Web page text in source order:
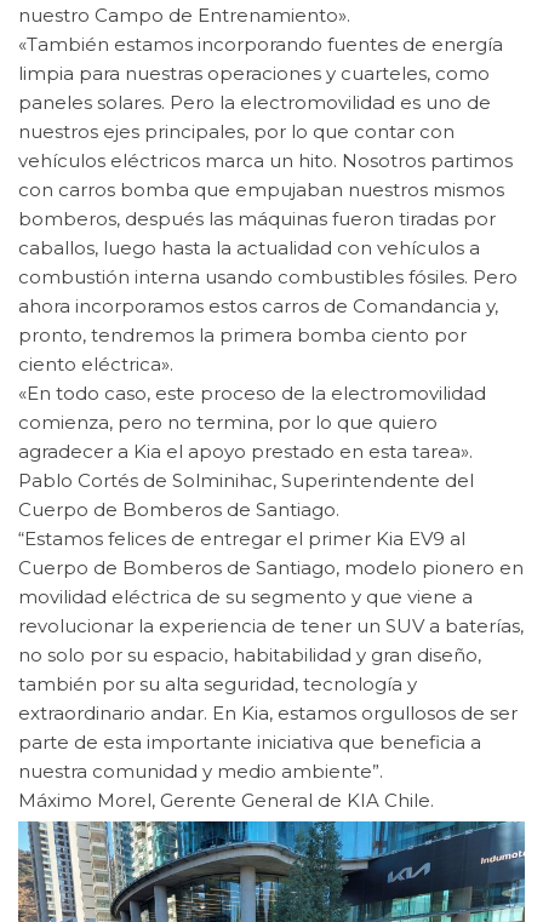
nuestro Campo de Entrenamiento».
«También estamos incorporando fuentes de energía
limpia para nuestras operaciones y cuarteles, como
paneles solares. Pero la electromovilidad es uno de
nuestros ejes principales, por lo que contar con
vehículos eléctricos marca un hito. Nosotros partimos
con carros bomba que empujaban nuestros mismos
bomberos, después las máquinas fueron tiradas por
caballos, luego hasta la actualidad con vehículos a
combustión interna usando combustibles fósiles. Pero
ahora incorporamos estos carros de Comandancia y,
pronto, tendremos la primera bomba ciento por
ciento eléctrica».
«En todo caso, este proceso de la electromovilidad
comienza, pero no termina, por lo que quiero
agradecer a Kia el apoyo prestado en esta tarea».
Pablo Cortés de Solminihac, Superintendente del
Cuerpo de Bomberos de Santiago.
“Estamos felices de entregar el primer Kia EV9 al
Cuerpo de Bomberos de Santiago, modelo pionero en
movilidad eléctrica de su segmento y que viene a
revolucionar la experiencia de tener un SUV a baterías,
no solo por su espacio, habitabilidad y gran diseño,
también por su alta seguridad, tecnología y
extraordinario andar. En Kia, estamos orgullosos de ser
parte de esta importante iniciativa que beneficia a
nuestra comunidad y medio ambiente”.
Máximo Morel, Gerente General de KIA Chile.